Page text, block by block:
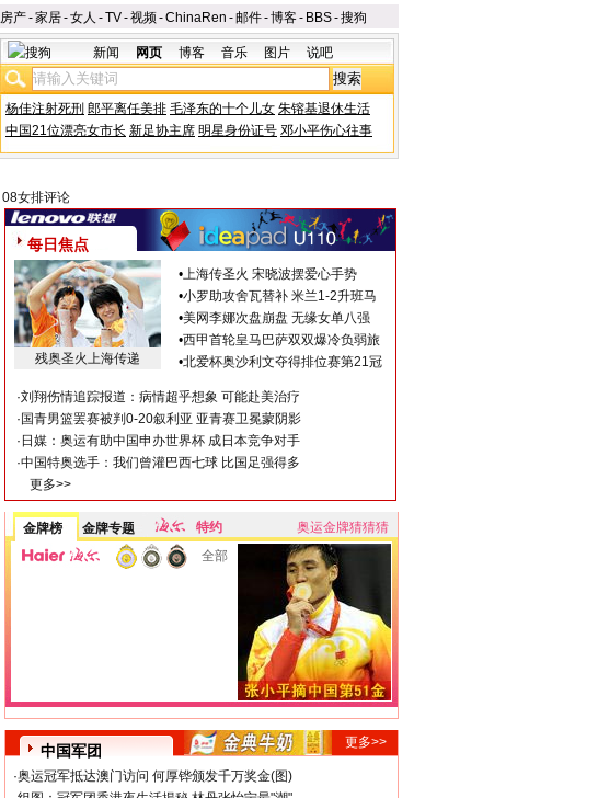
房产-家居-女人 -TV-视频-ChinaRen -邮件-博客- BBS-搜狗
新闻 网页 博客 音乐 图片 说吧
杨佳注射死刑 郎平离任美排 毛泽东的十个儿女 朱镕基退休生活
中国21位漂亮女市长 新足协主席 明星身份证号 邓小平伤心往事
08女排评论
每日焦点
残奥圣火上海传递
•上海传圣火 宋晓波摆爱心手势
•小罗助攻舍瓦替补 米兰1-2升班马
•美网李娜次盘崩盘 无缘女单八强
•西甲首轮皇马巴萨双双爆冷负弱旅
•北爱杯奥沙利文夺得排位赛第21冠
·刘翔伤情追踪报道：病情超乎想象 可能赴美治疗
· 国青男篮罢赛被判0-20叙利亚 亚青赛卫冕蒙阴影
· 日媒：奥运有助中国申办世界杯 成日本竞争对手
·中国特奥选手：我们曾灌巴西七球 比国足强得多
更多>>
金牌榜 金牌专题 特约
奥运金牌猜猜猜
全部
中国军团
更多>>
·奥运冠军抵达澳门访问 何厚铧颁发千万奖金(图)